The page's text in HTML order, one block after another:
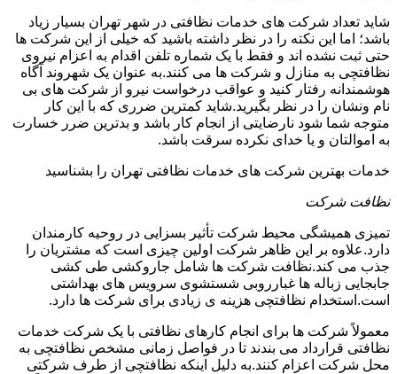
شاید تعداد شرکت های خدمات نظافتی در شهر تهران بسیار زیاد
باشد؛ اما این نکته را در نظر داشته باشید که خیلی از این شرکت ها
حتی ثبت نشده اند و فقط با یک شماره تلفن اقدام به اعزام نیروی
نظافتچی به منازل و شرکت ها می کنند.به عنوان یک شهروند آگاه
هوشمندانه رفتار کنید و عواقب درخواست نیرو از شرکت های بی
نام ونشان را در نظر بگیرید.شاید کمترین ضرری که با این کار
متوجه شما شود نارضایتی از انجام کار باشد و بدترین ضرر خسارت
به اموالتان و یا خدای نکرده سرقت باشد.
خدمات بهترین شرکت های خدمات نظافتی تهران را بشناسید
نظافت شرکت
تمیزی همیشگی محیط شرکت تأثیر بسزایی در روحیه کارمندان
دارد.علاوه بر این ظاهر شرکت اولین چیزی است که مشتریان را
جذب می کند.نظافت شرکت ها شامل جاروکشی طی کشی
جابجایی زباله ها غبارروبی شستشوی سرویس های بهداشتی
است.استخدام نظافتچی هزینه ی زیادی برای شرکت ها دارد.
معمولاً شرکت ها برای انجام کارهای نظافتی با یک شرکت خدمات
نظافتی قرارداد می بندند تا در فواصل زمانی مشخص نظافتچی به
محل شرکت اعزام کنند.به دلیل اینکه نظافتچی از طرف شرکتی